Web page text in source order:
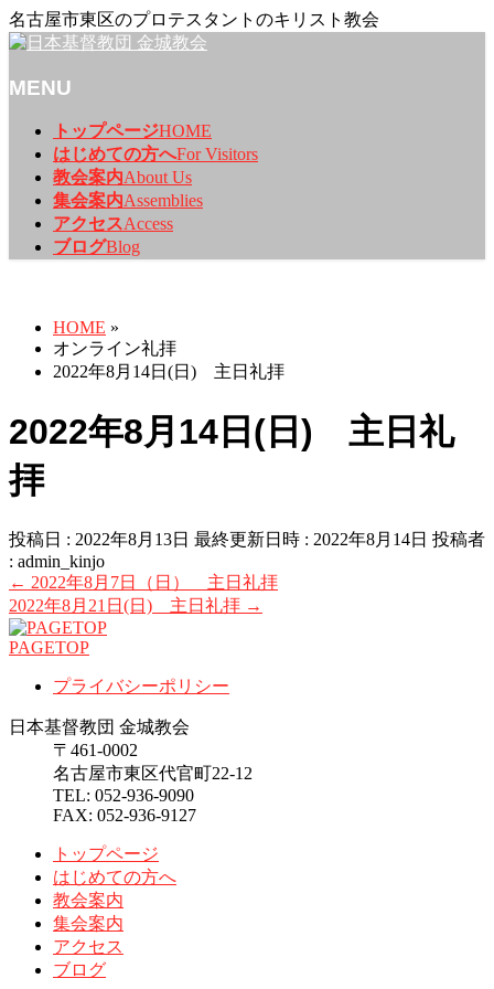
名古屋市東区のプロテスタントのキリスト教会
MENU
トップページHOME
はじめての方へFor Visitors
教会案内About Us
集会案内Assemblies
アクセスAccess
ブログBlog
HOME »
オンライン礼拝
2022年8月14日(日) 主日礼拝
2022年8月14日(日) 主日礼
拝
投稿日 : 2022年8月13日 最終更新日時 : 2022年8月14日 投稿者
: admin_kinjo
← 2022年8月7日（日） 主日礼拝
2022年8月21日(日) 主日礼拝 →
PAGETOP
プライバシーポリシー
日本基督教団 金城教会
〒461-0002
名古屋市東区代官町22-12
TEL: 052-936-9090
FAX: 052-936-9127
トップページ
はじめての方へ
教会案内
集会案内
アクセス
ブログ